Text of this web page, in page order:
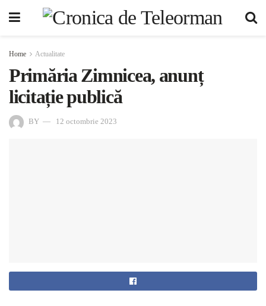
Home Actualitate
Primăria Zimnicea, anunț
licitație publică
BY 12 octombrie 2023